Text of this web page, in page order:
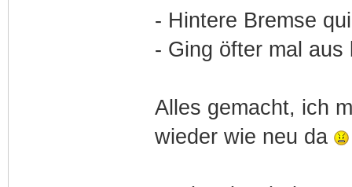
- Hintere Bremse
- Ging öfter mal aus
Alles gemacht, ich
wieder wie neu da